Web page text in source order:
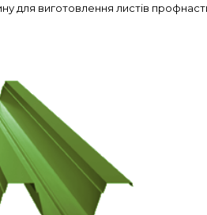
для виготовлення листів